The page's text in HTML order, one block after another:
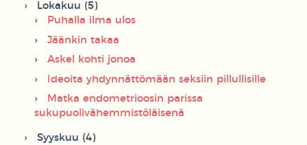
Lokakuu (5)
Puhalla ilma ulos
Jäänkin takaa
Askel kohti jonoa
Ideoita yhdynnättömään seksiin pillullisille
Matka endometrioosin parissa
sukupuolivähemmistöläisenä
Syyskuu (4)